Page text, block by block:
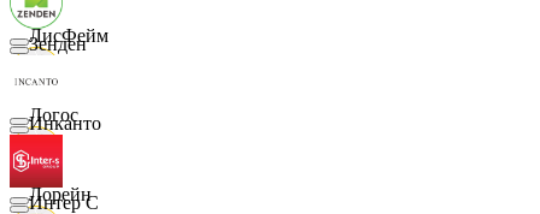
ЛисФейм
Логос
Лорейн
Зенден
Инканто
Интер С